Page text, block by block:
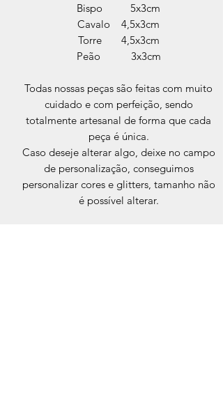
Bispo 5x3cm
Cavalo 4,5x3cm
Torre 4,5x3cm
Peão 3x3cm
Todas nossas peças são feitas com muito
cuidado e com perfeição, sendo
totalmente artesanal de forma que cada
peça é única.
Caso deseje alterar algo, deixe no campo
de personalização, conseguimos
personalizar cores e glitters, tamanho não
é possível alterar.